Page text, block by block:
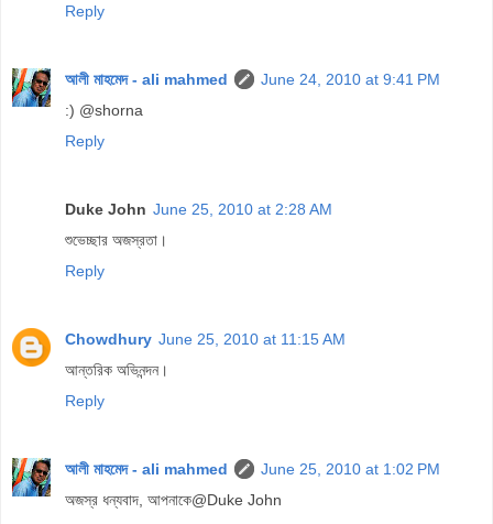
Reply
আলী মাহমেদ - ali mahmed
June 24, 2010 at 9:41 PM
:) @shorna
Reply
Duke John June 25, 2010 at 2:28 AM
শুভেচ্ছার অজস্রতা।
Reply
Chowdhury June 25, 2010 at 11:15 AM
আন্তরিক অভিনন্দন।
Reply
আলী মাহমেদ - ali mahmed
June 25, 2010 at 1:02 PM
অজস্র ধন্যবাদ, আপনাকে@Duke John